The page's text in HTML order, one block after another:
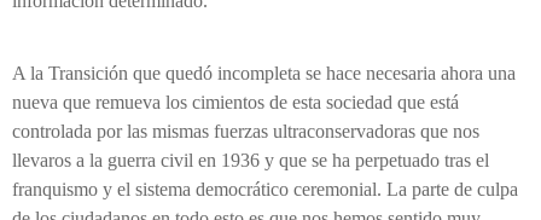
A la Transición que quedó incompleta se hace necesaria ahora una
nueva que remueva los cimientos de esta sociedad que está
controlada por las mismas fuerzas ultraconservadoras que nos
llevaros a la guerra civil en 1936 y que se ha perpetuado tras el
franquismo y el sistema democrático ceremonial. La parte de culpa